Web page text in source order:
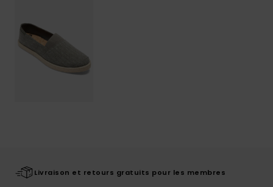
Livraison et retours gratuits pour les membres